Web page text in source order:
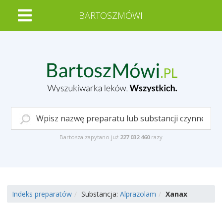
BARTOSZMÓWI
Bartosza zapytano już 227 032 460 razy
Indeks preparatów Substancja: Alprazolam Xanax